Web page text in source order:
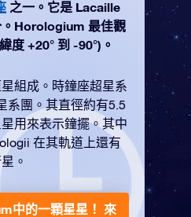
之一。它是 Lacaille
Horologium 最佳觀
度 +20° 到 -90°)。
組成。時鐘座超星系
系團。其直徑約有5.5
用來表示鐘擺。其中
在其軌道上還有
。
中的一顆星星！ 來